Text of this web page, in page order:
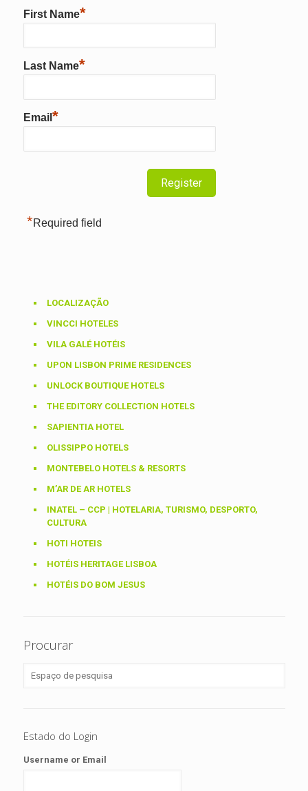
First Name*
Last Name*
Email *
*Required field
LOCALIZAÇÃO
VINCCI HOTELES
VILA GALÉ HOTÉIS
UPON LISBON PRIME RESIDENCES
UNLOCK BOUTIQUE HOTELS
THE EDITORY COLLECTION HOTELS
SAPIENTIA HOTEL
OLISSIPPO HOTELS
MONTEBELO HOTELS & RESORTS
M’AR DE AR HOTELS
INATEL – CCP | HOTELARIA, TURISMO, DESPORTO,
CULTURA
HOTI HOTEIS
HOTÉIS HERITAGE LISBOA
HOTÉIS DO BOM JESUS
Procurar
Estado do Login
Username or Email